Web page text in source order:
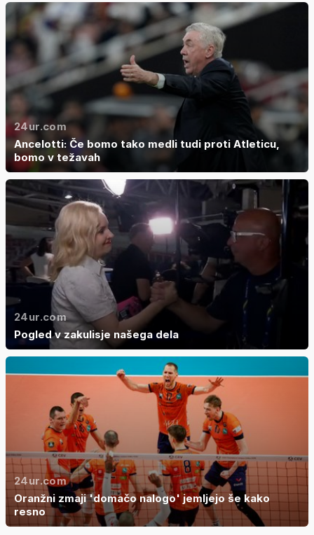
24ur.com
Ancelotti: Če bomo tako medli tudi proti Atleticu,
bomo v težavah
24ur.com
Pogled v zakulisje našega dela
24ur.com
Oranžni zmaji 'domačo nalogo' jemljejo še kako
resno